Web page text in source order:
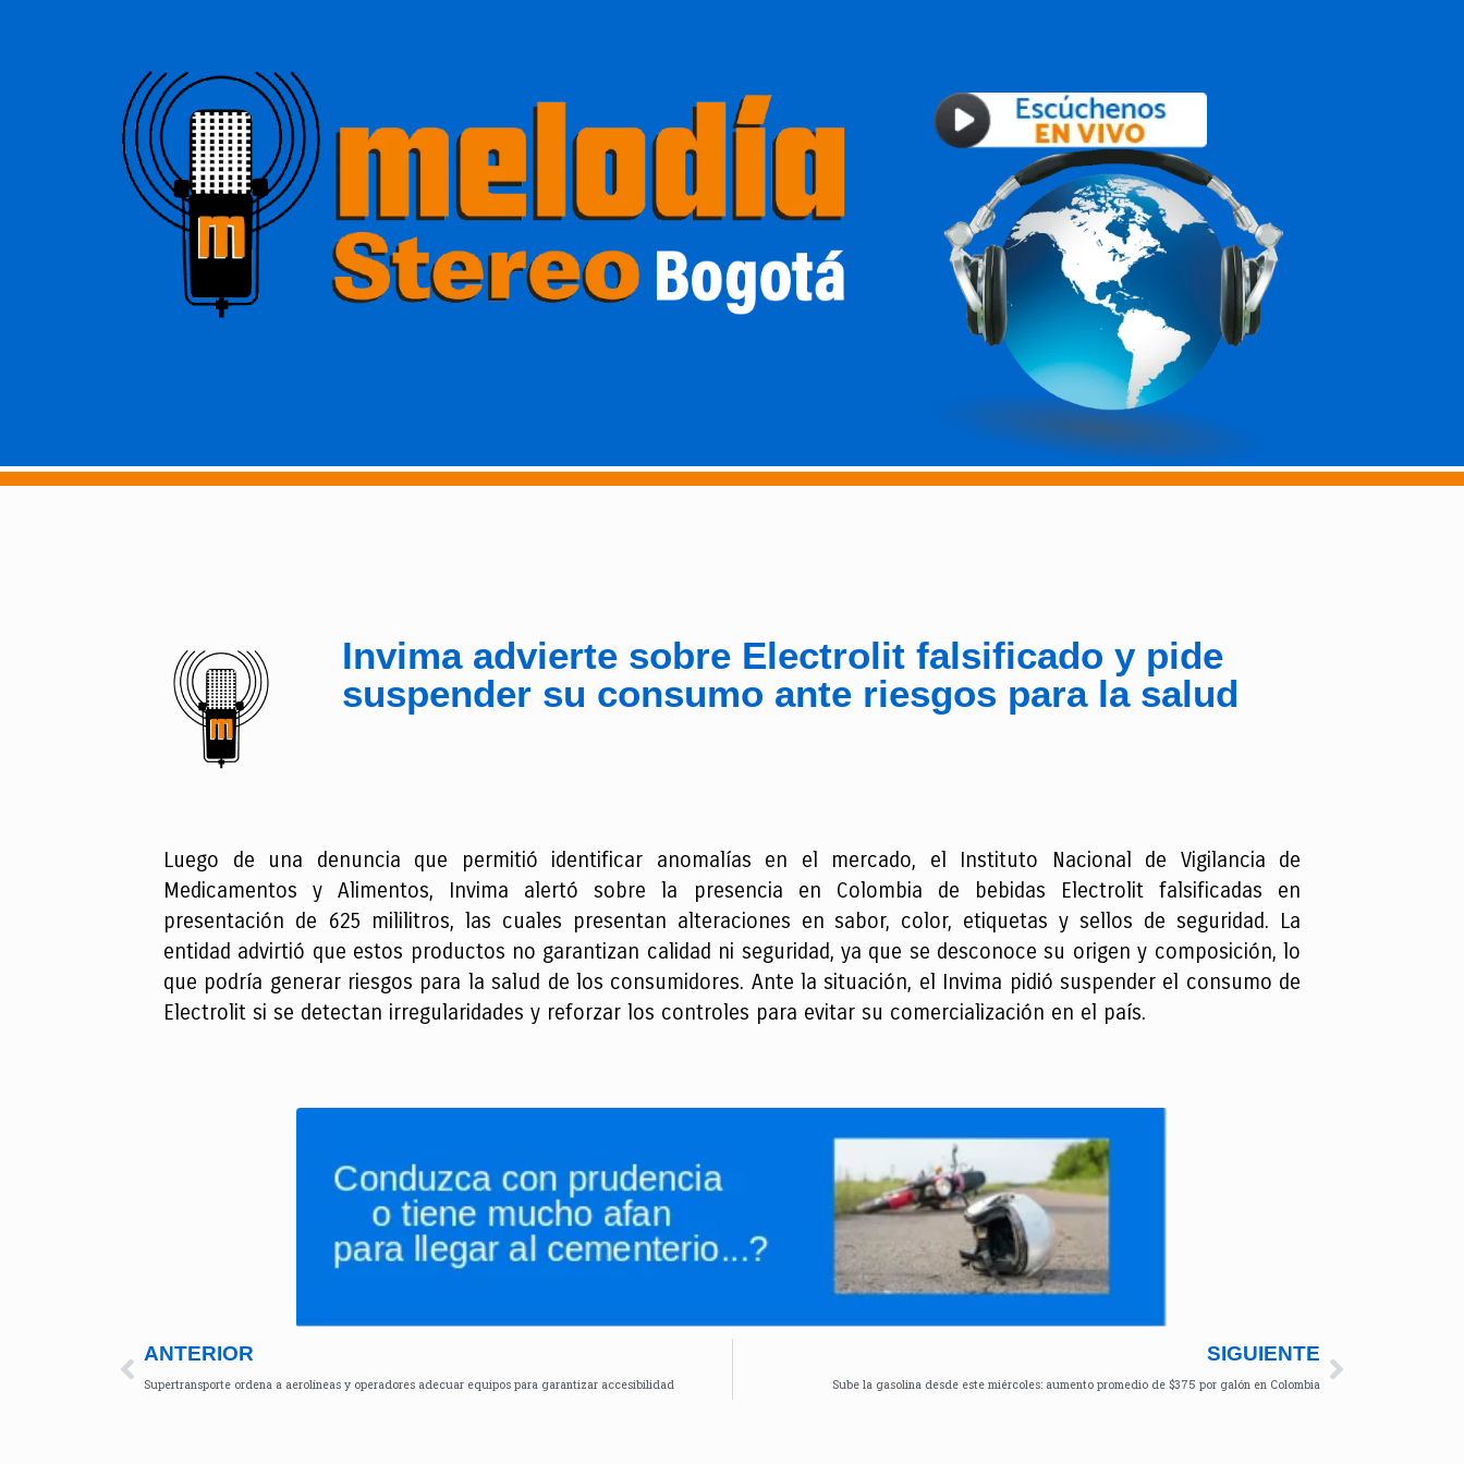
Invima advierte sobre Electrolit falsificado y pide
suspender su consumo ante riesgos para la salud
Luego de una denuncia que permitió identificar anomalías en el mercado, el Instituto Nacional de Vigilancia de
Medicamentos y Alimentos, Invima alertó sobre la presencia en Colombia de bebidas Electrolit falsificadas en
presentación de 625 mililitros, las cuales presentan alteraciones en sabor, color, etiquetas y sellos de seguridad. La
entidad advirtió que estos productos no garantizan calidad ni seguridad, ya que se desconoce su origen y composición, lo
que podría generar riesgos para la salud de los consumidores. Ante la situación, el Invima pidió suspender el consumo de
Electrolit si se detectan irregularidades y reforzar los controles para evitar su comercialización en el país.
ANTERIOR
Supertransporte ordena a aerolíneas y operadores adecuar equipos para garantizar accesibilidad
SIGUIENTE
Sube la gasolina desde este miércoles: aumento promedio de $375 por galón en Colombia